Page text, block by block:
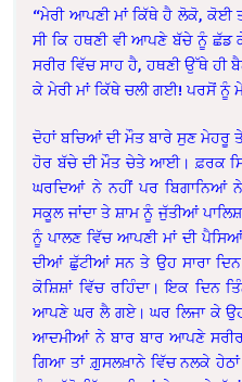
“ਮੇਰੀ ਆਪਣੀ ਮਾਂ ਕਿੱਥੇ ਹੈ ਲੋਕੋ, ਕੋਈ
ਸੀ ਕਿ ਹਥਣੀ ਵੀ ਆਪਣੇ ਬੱਚੇ ਨੂੰ ਛੱਡ
ਸਰੀਰ ਵਿੱਚ ਸਾਹ ਹੈ, ਹਥਣੀ ਉੱਥੇ ਹੀ
ਕੇ ਮੇਰੀ ਮਾਂ ਕਿੱਥੇ ਚਲੀ ਗਈ! ਪਰਸੋਂ ਨੂੰ
ਦੋਹਾਂ ਬਚਿਆਂ ਦੀ ਮੌਤ ਬਾਰੇ ਸੁਣ
ਹੋਰ ਬੱਚੇ ਦੀ ਮੌਤ ਚੇਤੇ ਆਈ। ਫ਼ਰਕ
ਘਰਦਿਆਂ ਨੇ ਨਹੀਂ ਪਰ ਬਿਗਾਨਿਆਂ
ਸਕੂਲ ਜਾਂਦਾ ਤੇ ਸ਼ਾਮ ਨੂੰ ਜੁੱਤੀਆਂ
ਨੂੰ ਪਾਲਣ ਵਿੱਚ ਆਪਣੀ ਮਾਂ ਦੀ
ਦੀਆਂ ਛੁੱਟੀਆਂ ਸਨ ਤੇ ਉਹ ਸਾਰਾ
ਕੋਸ਼ਿਸ਼ਾਂ ਵਿੱਚ ਰਹਿੰਦਾ। ਇਕ ਦਿਨ
ਆਪਣੇ ਘਰ ਲੈ ਗਏ। ਘਰ ਲਿਜਾ ਕੇ
ਆਦਮੀਆਂ ਨੇ ਬਾਰ ਬਾਰ ਆਪਣੇ ਸਰੀਰ
ਗਿਆ ਤਾਂ ਗ਼ੁਸਲਖ਼ਾਨੇ ਵਿੱਚ ਨਲਕੇ ਹੇਠਾਂ